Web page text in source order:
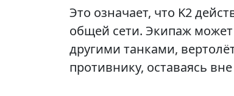
Это означает, что K2
общей сети. Экипаж
другими танками,
противнику, оставаясь